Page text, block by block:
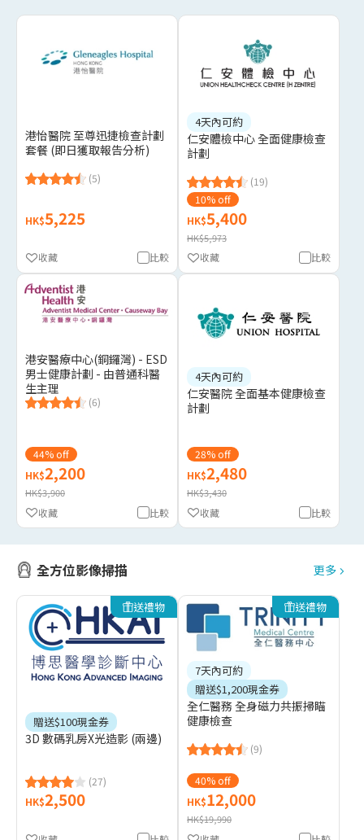
港怡醫院 至尊迅捷檢查計劃
套餐 (即日獲取報告分析)
(5)
HK$5,225
比較
收藏
4天內可約
仁安體檢中心 全面健康檢查
計劃
(19)
10% off
HK$5,400
HK$5,973
比較
收藏
港安醫療中心(銅鑼灣) - ESD
男士健康計劃 - 由普通科醫
生主理
(6)
44% off
HK$2,200
HK$3,900
比較
收藏
4天內可約
仁安醫院 全面基本健康檢查
計劃
28% off
HK$2,480
HK$3,430
比較
收藏
全方位影像掃描 更多
送禮物
贈送$100現金券
3D 數碼乳房X光造影 (兩邊)
(27)
HK$2,500
送禮物
7天內可約
贈送$1,200現金券
全仁醫務 全身磁力共振掃瞄
健康檢查
(9)
40% off
HK$12,000
HK$19,990